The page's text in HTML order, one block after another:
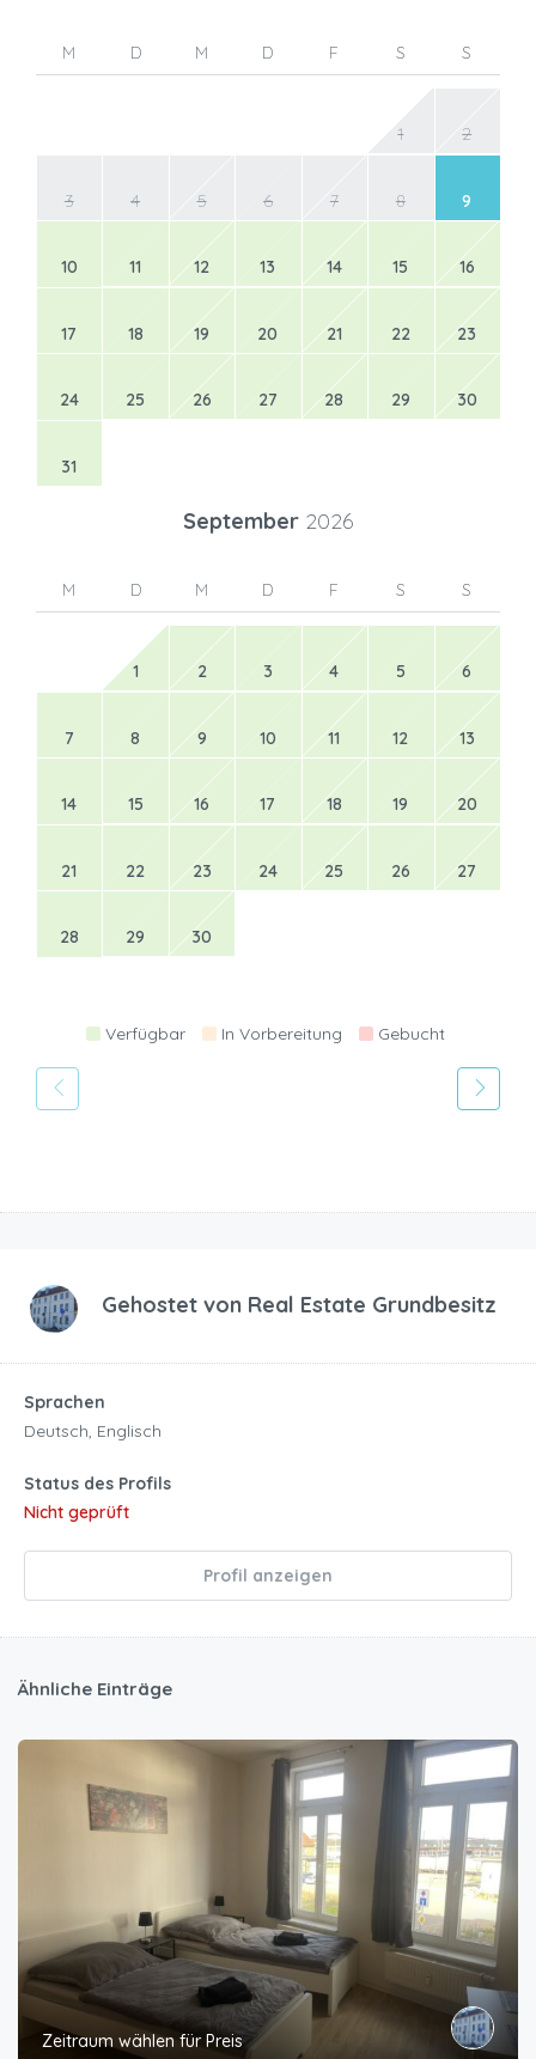
M D M D F S S
1 2
3 4 5 6 7 8 9
10 11 12 13 14 15 16
17 18 19 20 21 22 23
24 25 26 27 28 29 30
31
September 2026
M D M D F S S
1 2 3 4 5 6
7 8 9 10 11 12 13
14 15 16 17 18 19 20
21 22 23 24 25 26 27
28 29 30
Verfügbar In Vorbereitung Gebucht
Gehostet von Real Estate Grundbesitz
Sprachen
Deutsch, Englisch
Status des Profils
Nicht geprüft
Profil anzeigen
Ähnliche Einträge
Zeitraum wählen für Preis